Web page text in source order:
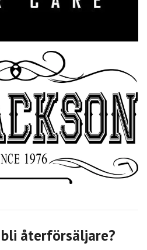
återförsäljare?